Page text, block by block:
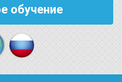
обучение